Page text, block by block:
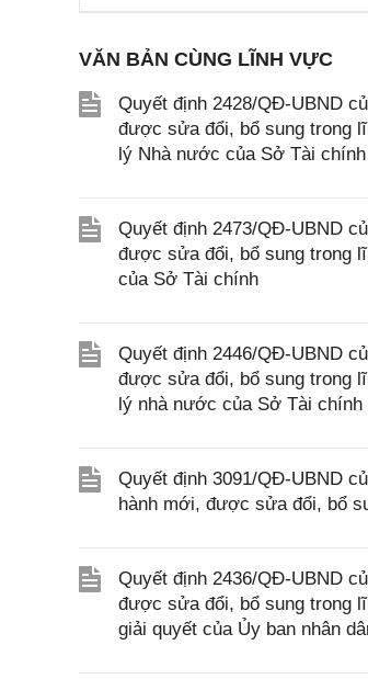
VĂN BẢN CÙNG LĨNH VỰC
Quyết định 2428/QĐ-UBND
được sửa đổi, bổ sung trong
lý Nhà nước của Sở Tài chính
Quyết định 2473/QĐ-UBND
được sửa đổi, bổ sung trong
của Sở Tài chính
Quyết định 2446/QĐ-UBND
được sửa đổi, bổ sung trong
lý nhà nước của Sở Tài chính
Quyết định 3091/QĐ-UBND
hành mới, được sửa đổi, bổ
Quyết định 2436/QĐ-UBND
được sửa đổi, bổ sung trong
giải quyết của Ủy ban nhân